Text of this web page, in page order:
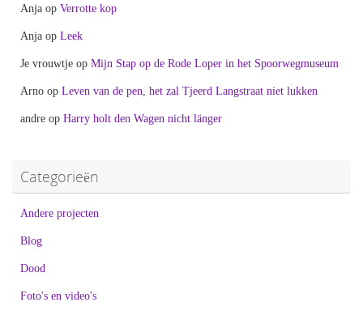
Anja op Verrotte kop
Anja op Leek
Je vrouwtje op Mijn Stap op de Rode Loper in het Spoorwegmuseum
Arno op Leven van de pen, het zal Tjeerd Langstraat niet lukken
andre op Harry holt den Wagen nicht länger
Categorieën
Andere projecten
Blog
Dood
Foto's en video's